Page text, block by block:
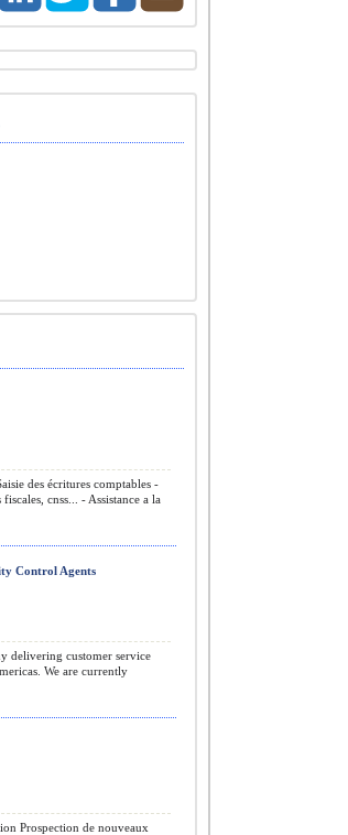
des écritures comptables -
cnss... - Assistance a la
Control Agents
delivering customer service
We are currently
Prospection de nouveaux